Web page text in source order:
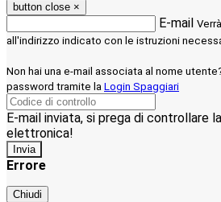
button close ×
E-mail
all'indirizzo indicato con le istruzioni
Non hai una e-mail associata al nome
password tramite la Login Spaggiari
E-mail inviata, si prega di controllare
elettronica!
Errore
Chiudi